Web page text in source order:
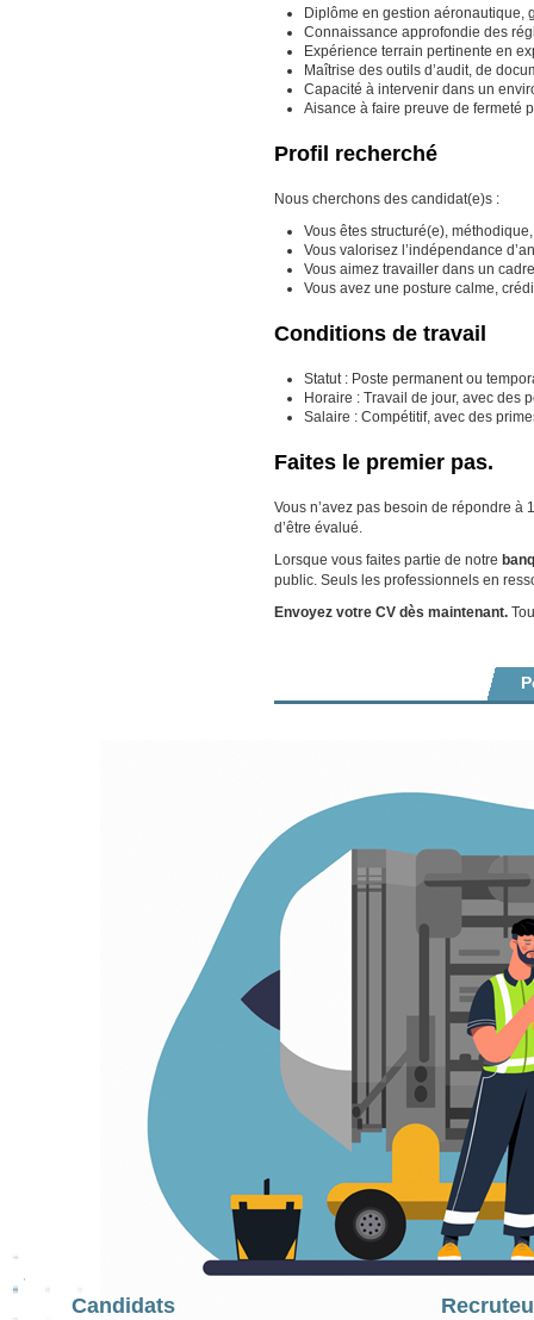
Diplôme en gestion
Connaissance approfondie des
Expérience terrain pertinente en
Maîtrise des outils d’audit, de
Capacité à intervenir dans un
Aisance à faire preuve de fermeté
Profil recherché
Nous cherchons des candidat(e)s :
Vous êtes structuré(e),
Vous valorisez l’indépendance
Vous aimez travailler dans un
Vous avez une posture calme,
Conditions de travail
Statut : Poste permanent ou
Horaire : Travail de jour, avec des
Salaire : Compétitif, avec des
Faites le premier pas.
Vous n’avez pas besoin de répondre à
d’être évalué.
Lorsque vous faites partie de notre
public. Seuls les professionnels en
Envoyez votre CV dès maintenant.
Candidats